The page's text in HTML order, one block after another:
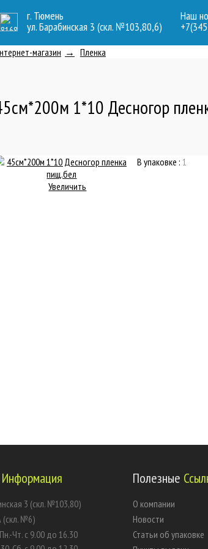
г. Тюмень
ул. Барабинская 3 (скл. №103,80,6)
Наш
магазин Пленка
1*10 Десногор
Увеличить
В упаковке : 1
Информация
3 (скл. №103,80)
(скл. №6)
Пн.-Чт. с 9.00 до 16.30
Полезные
О компании
Новости
Статьи об упаковке